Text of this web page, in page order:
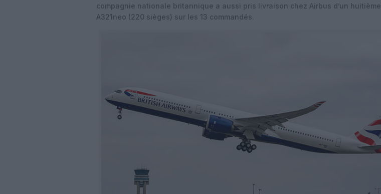
compagnie nationale britannique a aussi pris livraison chez Airbus d’un huitième
A321neo (220 sièges) sur les 13 commandés.